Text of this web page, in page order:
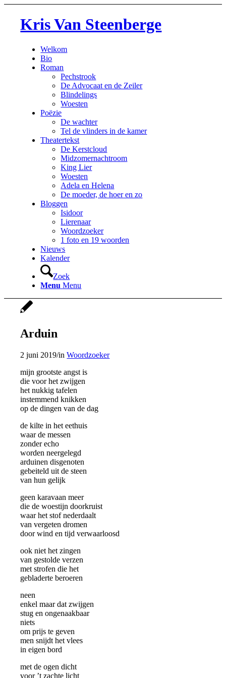
Kris Van Steenberge
Welkom
Bio
Roman
Pechstrook
De Advocaat en de Zeiler
Blindelings
Woesten
Poëzie
De wachter
Tel de vlinders in de kamer
Theatertekst
De Kerstcloud
Midzomernachtroom
King Lier
Woesten
Adela en Helena
De moeder, de hoer en zo
Bloggen
Isidoor
Lierenaar
Woordzoeker
1 foto en 19 woorden
Nieuws
Kalender
Zoek
Menu Menu
Arduin
2 juni 2019/inWoordzoeker
mijn grootste angst is
die voor het zwijgen
het nukkig tafelen
instemmend knikken
op de dingen van de dag
de kilte in het eethuis
waar de messen
zonder echo
worden neergelegd
arduinen disgenoten
gebeiteld uit de steen
van hun gelijk
geen karavaan meer
die de woestijn doorkruist
waar het stof nederdaalt
van vergeten dromen
door wind en tijd verwaarloosd
ook niet het zingen
van gestolde verzen
met strofen die het
gebladerte beroeren
neen
enkel maar dat zwijgen
stug en ongenaakbaar
niets
om prijs te geven
men snijdt het vlees
in eigen bord
met de ogen dicht
voor ’t zachte licht